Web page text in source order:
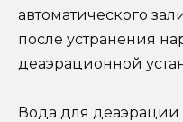
автоматического
после устранения
деаэрационной
Вода для деаэрации